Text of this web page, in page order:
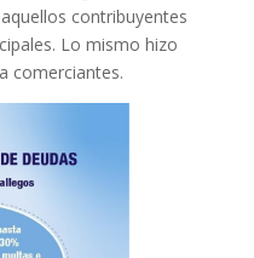
contribuyentes
Lo mismo hizo
comerciantes.